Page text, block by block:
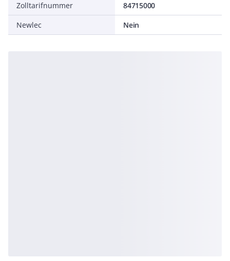
Zolltarifnummer
84715000
Newlec
Nein